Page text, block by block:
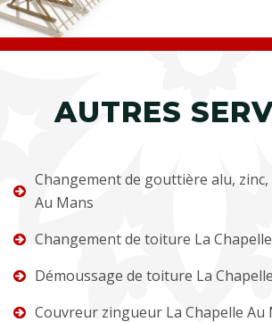
AUTRES
Changement de gouttière alu, zinc,
Au Mans
Changement de toiture La
Démoussage de toiture La
Couvreur zingueur La Chapelle Au